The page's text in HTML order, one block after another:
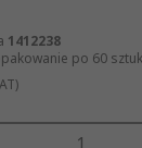
1412238
po 60